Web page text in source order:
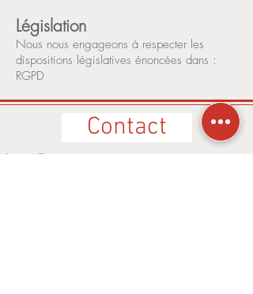
Législation
Nous nous engageons à respecter les
dispositions législatives énoncées dans :
RGPD
Contact
Service Traiteur